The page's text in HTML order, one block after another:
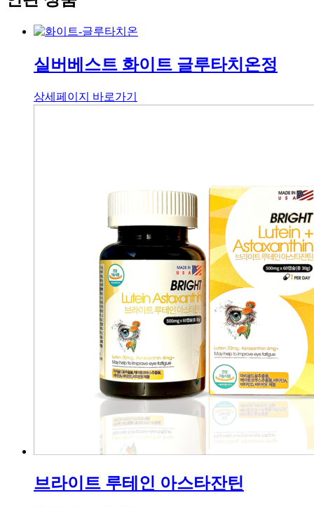
실버베스트 화이트 글루타치온정
상세페이지 바로가기
브라이트 루테인 아스타잔틴